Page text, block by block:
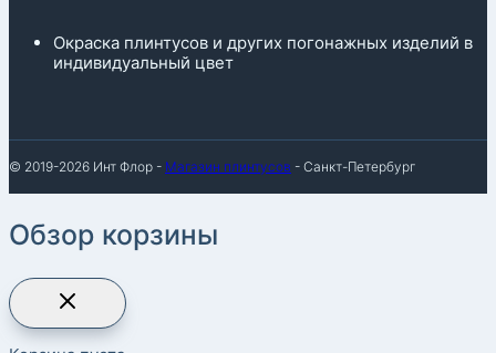
Окраска плинтусов и других погонажных изделий в
индивидуальный цвет
© 2019-2026 Инт Флор - Магазин плинтусов - Санкт-Петербург
Обзор корзины